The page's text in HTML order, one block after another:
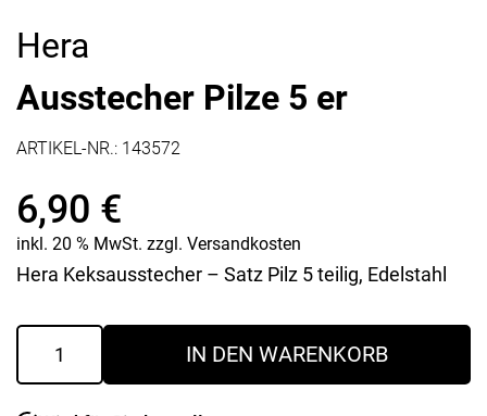
Hera
Ausstecher Pilze 5 er
ARTIKEL-NR.: 143572
6,90 €
inkl. 20 % MwSt. zzgl. Versandkosten
Hera Keksausstecher – Satz Pilz 5 teilig, Edelstahl
Ausstecher
Pilze
5
IN DEN WARENKORB